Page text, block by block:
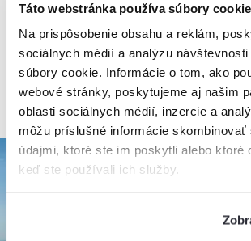
Táto webstránka používa súbory
Na prispôsobenie obsahu a reklám,
sociálnych médií a analýzu
súbory cookie. Informácie o tom, ako
webové stránky, poskytujeme aj našim
oblasti sociálnych médií, inzercie a
môžu príslušné informácie skombinovať
údajmi, ktoré ste im poskytli alebo ktoré
keď ste používali ich služby.
8 osôb, 75 m 2, 2 spálne, 1 kúpeľňa
od110€ / noc